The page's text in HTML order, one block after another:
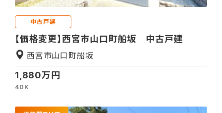
中古戸建
【価格変更】西宮市山口町船坂 中古戸建
1,880万円
4DK
西宮市山口町船坂